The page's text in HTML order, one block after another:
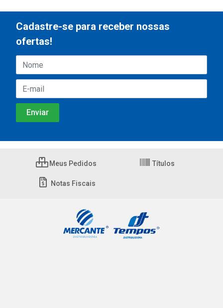
Cadastre-se para receber nossas
ofertas!
Meus Pedidos Títulos
Notas Fiscais